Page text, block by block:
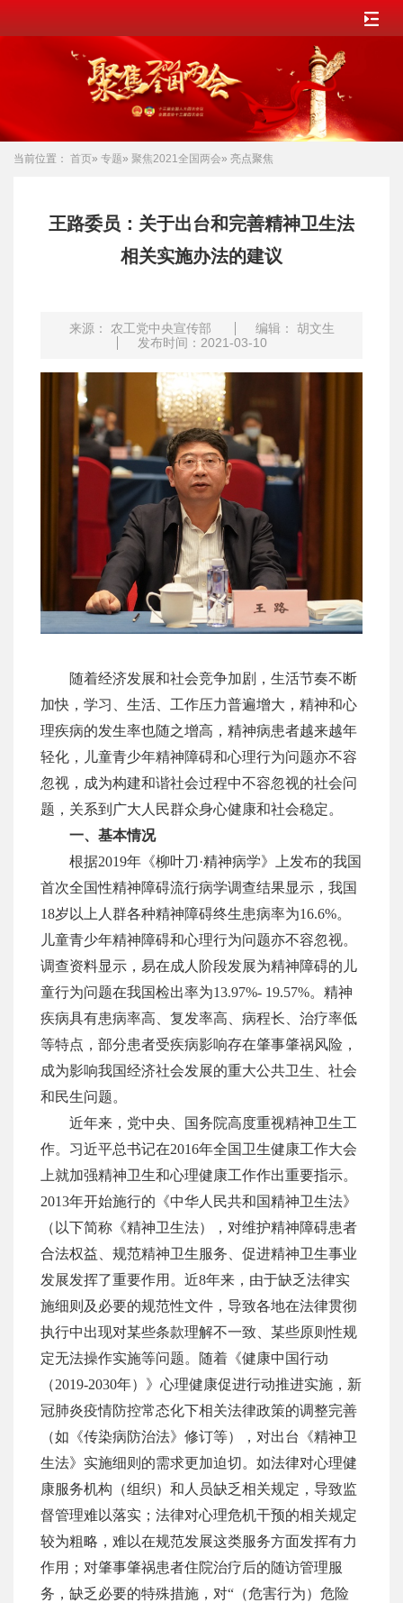
当前位置： 首页» 专题» 聚焦2021全国两会» 亮点聚焦
王路委员：关于出台和完善精神卫生法
相关实施办法的建议
来源： 农工党中央宣传部
编辑： 胡文生
发布时间：2021-03-10
随着经济发展和社会竞争加剧，生活节奏不断
加快，学习、生活、工作压力普遍增大，精神和心
理疾病的发生率也随之增高，精神病患者越来越年
轻化，儿童青少年精神障碍和心理行为问题亦不容
忽视，成为构建和谐社会过程中不容忽视的社会问
题，关系到广大人民群众身心健康和社会稳定。
一、基本情况
根据2019年《柳叶刀·精神病学》上发布的我国
首次全国性精神障碍流行病学调查结果显示 ，我国
18岁以上人群各种精神障碍终生患病率为16.6%。
儿童青少年精神障碍和心理行为问题亦不容忽视。
调查资料显示，易在成人阶段发展为精神障碍的儿
童行为问题在我国检出率为13.97%- 19.57%。精神
疾病具有患病率高、复发率高、病程长、治疗率低
等特点， 部分患者受疾病影响存在肇事肇祸风险，
成为影响我国经济社会发展的重大公共卫生、社会
和民生问题。
近年来，党中央、国务院高度重视精神卫生工
作。习近平总书记在2016年全国卫生健康工作大会
上就加强精神卫生和心理健康工作作出重要指示。
2013年开始施行的《中华人民共和国精神卫生法》
（以下简称《精神卫生法），对维护精神障碍患者
合法权益、规范精神卫生服务、促进精神卫生事业
发展发挥了重要作用。 近8年来，由于缺乏法律实
施细则及必要的规范性文件，导致各地在法律贯彻
执行中出现对某些条款理解不一致、某些原则性规
定无法操作实施等问题。随着《健康中国行动
（2019-2030年）》心理健康促进行动推进实施，新
冠肺炎疫情防控常态化下相关法律政策的调整完善
（如《传染病防治法》修订等），对出台《精神卫
生法》实施细则的需求更加迫切。如法律对心理健
康服务机构（组织）和人员缺乏相关规定，导致监
督管理难以落实；法律对心理危机干预的相关规定
较为粗略，难以在规范发展这类服务方面发挥有力
作用；对肇事肇祸患者住院治疗后的随访管理服
务，缺乏必要的特殊措施，对“（危害行为）危险